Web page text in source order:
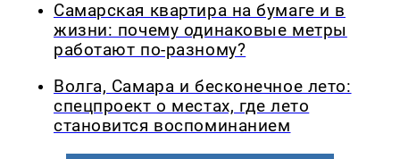
Самарская квартира на бумаге и в
жизни: почему одинаковые метры
работают по-разному?
Волга, Самара и бесконечное лето:
спецпроект о местах, где лето
становится воспоминанием